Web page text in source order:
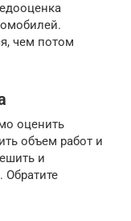
чем потом
оценить
объем работ и
и
Обратите